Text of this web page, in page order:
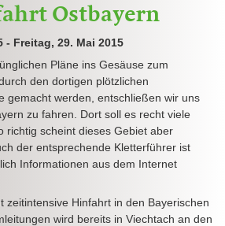
Ostbayern
- Freitag, 29. Mai 2015
Pläne ins Gesäuse zum
den dortigen plötzlichen
gemacht werden, entschließen wir uns
zu fahren. Dort soll es recht viele
richtig scheint dieses Gebiet aber
der entsprechende Kletterführer ist
Informationen aus dem Internet
zeitintensive Hinfahrt in den Bayerischen
wird bereits in Viechtach an den